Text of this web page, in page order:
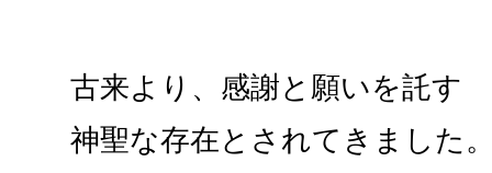
古来より、感謝と願いを託す
神聖な存在とされてきました